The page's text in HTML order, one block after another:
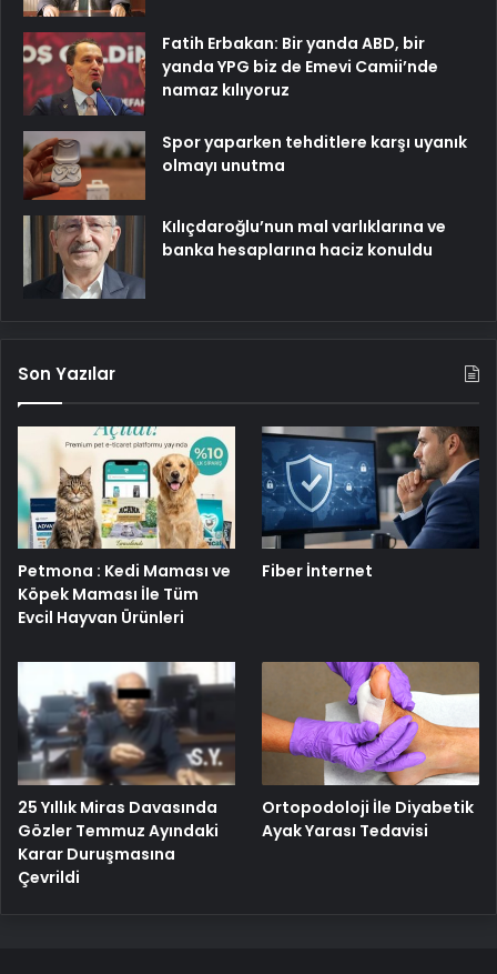
Fatih Erbakan: Bir yanda ABD, bir
yanda YPG biz de Emevi Camii’nde
namaz kılıyoruz
Spor yaparken tehditlere karşı uyanık
olmayı unutma
Kılıçdaroğlu’nun mal varlıklarına ve
banka hesaplarına haciz konuldu
Son Yazılar
Petmona : Kedi Maması ve
Köpek Maması İle Tüm
Evcil Hayvan Ürünleri
Fiber İnternet
25 Yıllık Miras Davasında
Gözler Temmuz Ayındaki
Karar Duruşmasına
Çevrildi
Ortopodoloji İle Diyabetik
Ayak Yarası Tedavisi